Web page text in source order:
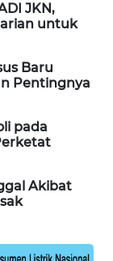
JKN,
untuk
Baru
Pentingnya
pada
Akibat